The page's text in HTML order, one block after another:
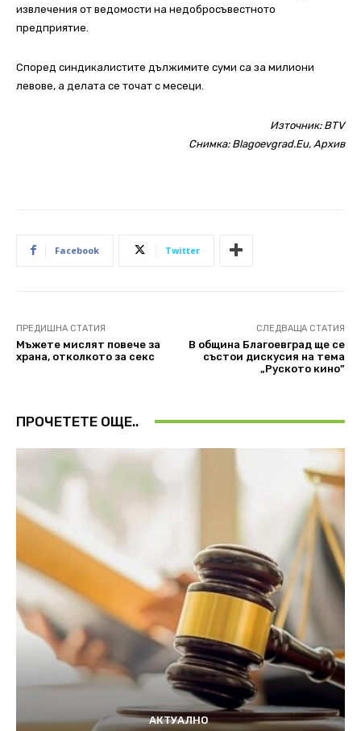
извлечения от ведомости на недобросъвестното
предприятие.
Според синдикалистите дължимите суми са за милиони
левове, а делата се точат с месеци.
Източник: BTV
Снимка: Blagoevgrad.Eu, Архив
Facebook Twitter
ПРЕДИШНА СТАТИЯ
Мъжете мислят повече за
храна, отколкото за секс
СЛЕДВАЩА СТАТИЯ
В община Благоевград ще се
състои дискусия на тема
„Руското кино”
ПРОЧЕТЕТЕ ОЩЕ..
АКТУАЛНО